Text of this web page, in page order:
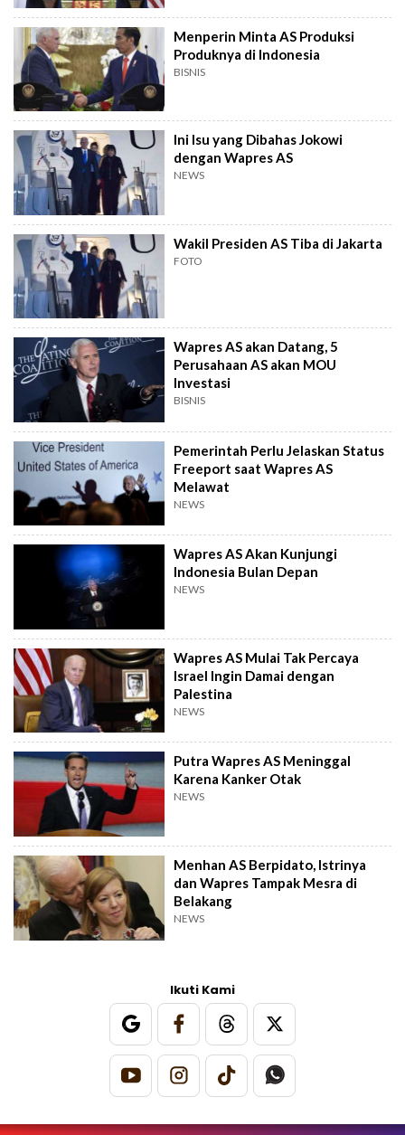
Menperin Minta AS Produksi
Produknya di Indonesia
BISNIS
Ini Isu yang Dibahas Jokowi
dengan Wapres AS
NEWS
Wakil Presiden AS Tiba di Jakarta
FOTO
Wapres AS akan Datang, 5
Perusahaan AS akan MOU
Investasi
BISNIS
Pemerintah Perlu Jelaskan Status
Freeport saat Wapres AS
Melawat
NEWS
Wapres AS Akan Kunjungi
Indonesia Bulan Depan
NEWS
Wapres AS Mulai Tak Percaya
Israel Ingin Damai dengan
Palestina
NEWS
Putra Wapres AS Meninggal
Karena Kanker Otak
NEWS
Menhan AS Berpidato, Istrinya
dan Wapres Tampak Mesra di
Belakang
NEWS
Ikuti Kami